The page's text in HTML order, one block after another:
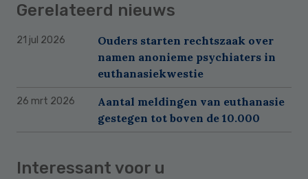
Gerelateerd nieuws
21 jul 2026
Ouders starten rechtszaak over
namen anonieme psychiaters in
euthanasiekwestie
26 mrt 2026
Aantal meldingen van euthanasie
gestegen tot boven de 10.000
Interessant voor u